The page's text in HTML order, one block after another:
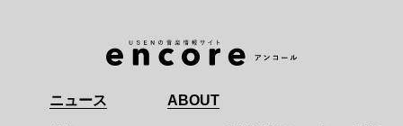
ニュース ABOUT